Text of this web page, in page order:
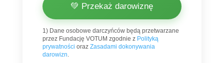
💚 Przekaż darowiznę
1) Dane osobowe darczyńców będą przetwarzane
przez Fundację VOTUM zgodnie z Polityką
prywatności oraz Zasadami dokonywania
darowizn.